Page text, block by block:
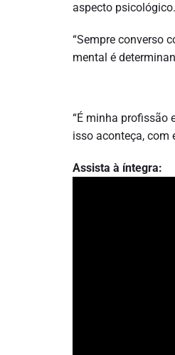
aspecto psicológico.
“Sempre converso
mental é
“É minha profissão
isso aconteça, com
Assista à íntegra: